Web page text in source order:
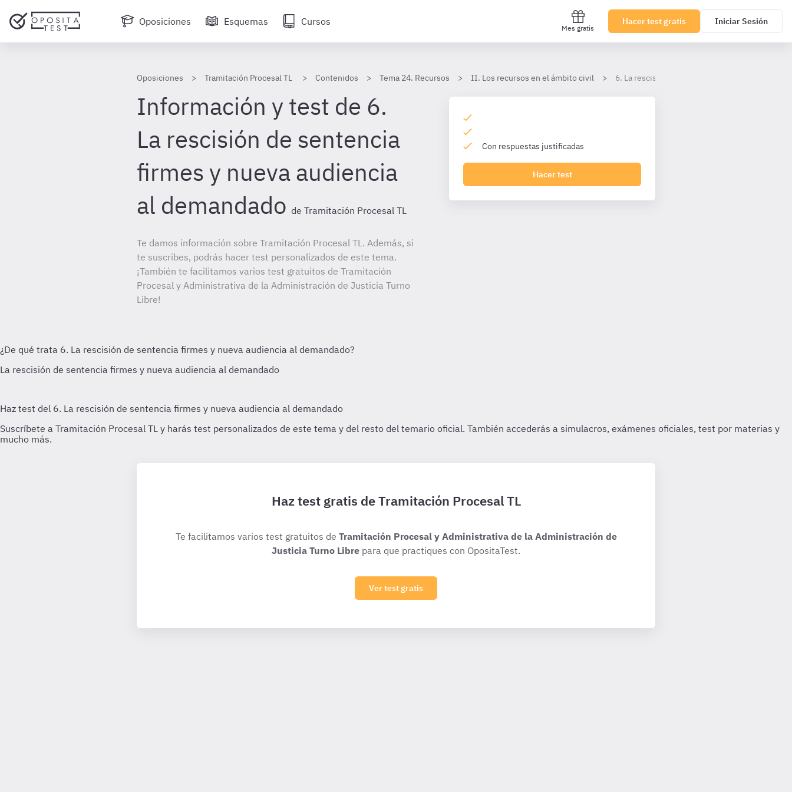
Oposiciones Esquemas Cursos
Mes gratis
Hacer test gratis Iniciar Sesión
Oposiciones Tramitación Procesal TL Contenidos Tema 24. Recursos II. Los recursos en el ámbito civil 6. La rescisión de sentencia firmes y nueva
Información y test de 6.
La rescisión de sentencia
firmes y nueva audiencia
al demandado de Tramitación Procesal TL
Te damos información sobre Tramitación Procesal TL. Además, si
te suscribes, podrás hacer test personalizados de este tema.
¡También te facilitamos varios test gratuitos de Tramitación
Procesal y Administrativa de la Administración de Justicia Turno
Libre!
Con respuestas justificadas
Hacer test
Haz test gratis de Tramitación Procesal TL
Te facilitamos varios test gratuitos de Tramitación Procesal y Administrativa de la Administración de
Justicia Turno Libre para que practiques con OpositaTest.
Ver test gratis